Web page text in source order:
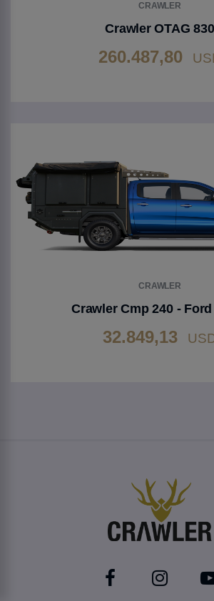
CRAWLER
Crawler OTAG 830
260.487,80
CRAWLER
Crawler Cmp 240 - Ford
32.849,13